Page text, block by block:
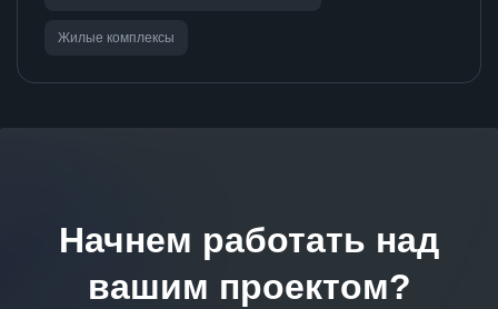
Жилые комплексы
Начнем работать над
вашим проектом?